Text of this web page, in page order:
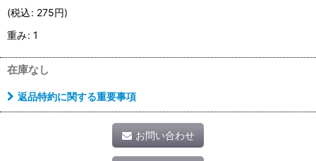
(税込: 275円)
重み: 1
在庫なし
返品特約に関する重要事項
お問い合わせ